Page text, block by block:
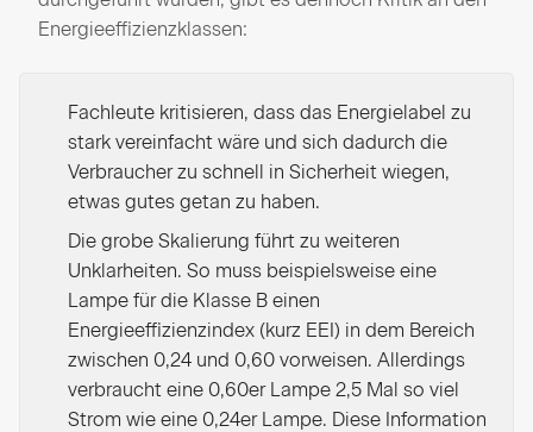
Energieeffizienzklassen:
Fachleute kritisieren, dass das Energielabel zu
stark vereinfacht wäre und sich dadurch die
Verbraucher zu schnell in Sicherheit wiegen,
etwas gutes getan zu haben.
Die grobe Skalierung führt zu weiteren
Unklarheiten. So muss beispielsweise eine
Lampe für die Klasse B einen
Energieeffizienzindex (kurz EEI) in dem Bereich
zwischen 0,24 und 0,60 vorweisen. Allerdings
verbraucht eine 0,60er Lampe 2,5 Mal so viel
Strom wie eine 0,24er Lampe. Diese Information